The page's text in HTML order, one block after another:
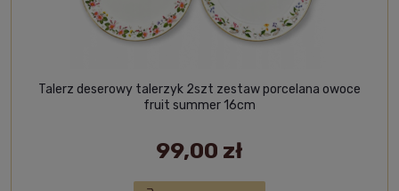
Talerz deserowy talerzyk 2szt zestaw porcelana owoce
fruit summer 16cm
99,00 zł